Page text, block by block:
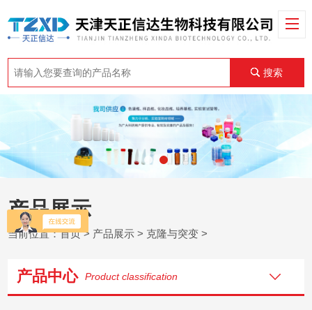
搜索
产品展示
当前位置：首页> 产品展示 > 克隆与突变 >
产品中心 Product classification